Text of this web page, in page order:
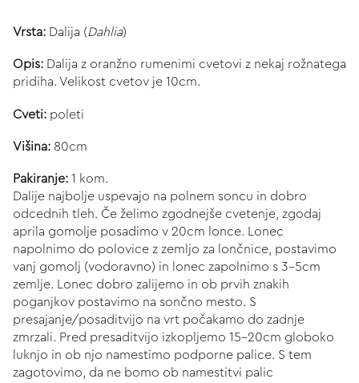
Vrsta: Dalija (Dahlia)
Opis: Dalija z oranžno rumenimi cvetovi z nekaj rožnatega
pridiha. Velikost cvetov je 10cm.
Cveti: poleti
Višina: 80cm
Pakiranje: 1 kom.
Dalije najbolje uspevajo na polnem soncu in dobro
odcednih tleh. Če želimo zgodnejše cvetenje, zgodaj
aprila gomolje posadimo v 20cm lonce. Lonec
napolnimo do polovice z zemljo za lončnice, postavimo
vanj gomolj (vodoravno) in lonec zapolnimo s 3-5cm
zemlje. Lonec dobro zalijemo in ob prvih znakih
poganjkov postavimo na sončno mesto. S
presajanje/posaditvijo na vrt počakamo do zadnje
zmrzali. Pred presaditvijo izkopljemo 15-20cm globoko
luknjo in ob njo namestimo podporne palice. S tem
zagotovimo, da ne bomo ob namestitvi palic